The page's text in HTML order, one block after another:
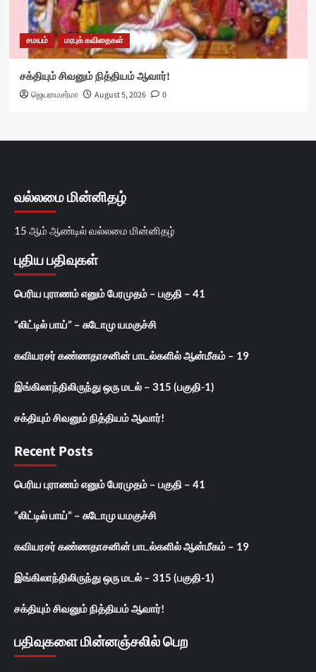
சமயம் மரபுக் கவிதைகள்
சக்தியும் சிவனும் நித்தியம் ஆவார்!
ஜெயராமசர்மா August 5, 2026 0
வல்லமை மின்னிதழ்
15 ஆம் ஆண்டில் வல்லமை மின்னிதழ்
புதிய பதிவுகள்
பெரிய புராணம் எனும் பேரமுதம் – பகுதி – 41
“லிட்டில் பாய்” – சுடோமு யமகுச்சி
கவியரசர் கண்ணதாசனின் பாடல்களில் ஆன்மீகம் – 19
இங்கிலாந்திலிருந்து ஒரு மடல் – 315 (பகுதி-1)
சக்தியும் சிவனும் நித்தியம் ஆவார்!
Recent Posts
பெரிய புராணம் எனும் பேரமுதம் – பகுதி – 41
“லிட்டில் பாய்” – சுடோமு யமகுச்சி
கவியரசர் கண்ணதாசனின் பாடல்களில் ஆன்மீகம் – 19
இங்கிலாந்திலிருந்து ஒரு மடல் – 315 (பகுதி-1)
சக்தியும் சிவனும் நித்தியம் ஆவார்!
பதிவுகளை மின்னஞ்சலில் பெற